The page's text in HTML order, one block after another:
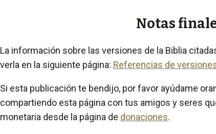
Notas
La información sobre las versiones de la Biblia
verla en la siguiente página: Referencias de
Si esta publicación te bendijo, por favor ayúdame
compartiendo esta página con tus amigos y seres
monetaria desde la página de donaciones.